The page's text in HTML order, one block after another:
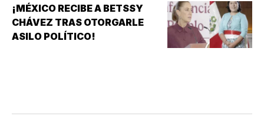
¡MÉXICO RECIBE A BETSSY
CHÁVEZ TRAS OTORGARLE
ASILO POLÍTICO!